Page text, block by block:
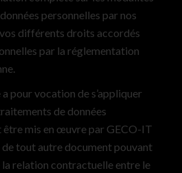
personnelles par nos
différents droits accordés
par la réglementation
pour vocation de s’appliquer
de données
être mis en œuvre par GECO-IT
tout autre document pouvant
la relation contractuelle entre le